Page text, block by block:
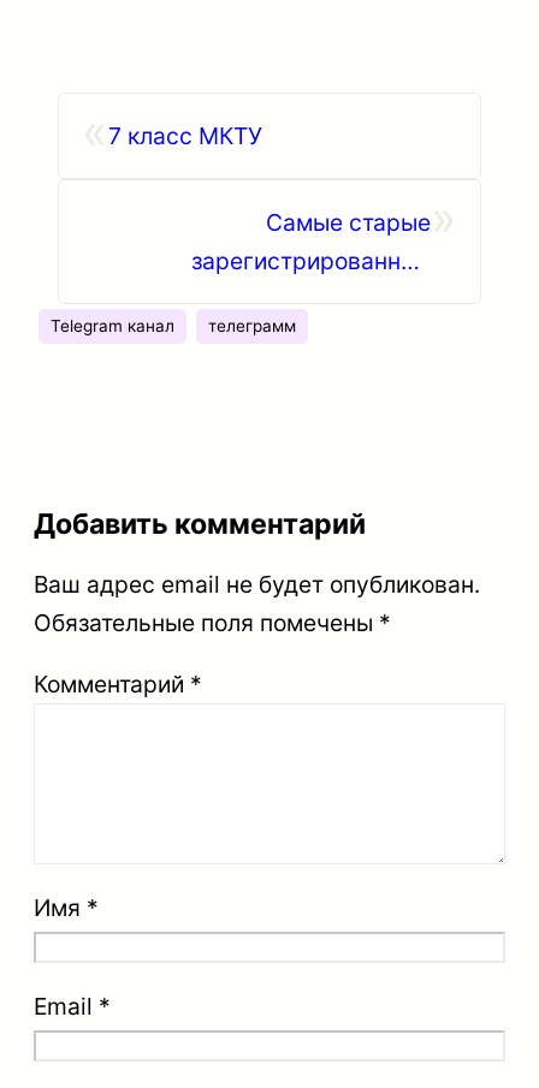
7 класс МКТУ
Самые старые
зарегистрированные
Telegram канал телеграмм
Добавить комментарий
Ваш адрес email не будет опубликован.
Обязательные поля помечены *
Комментарий *
Имя *
Email *